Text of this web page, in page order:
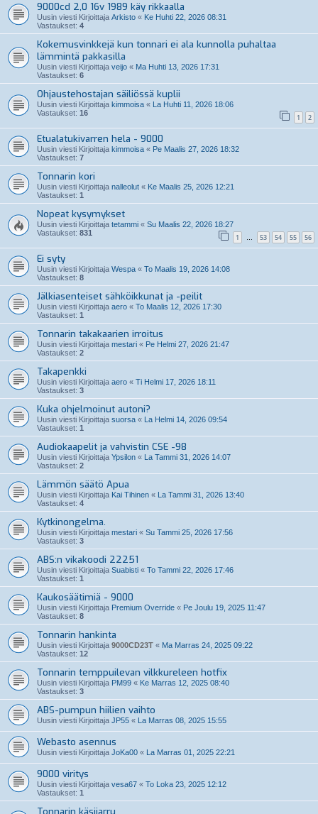
9000cd 2,0 16v 1989 käy rikkaalla
Uusin viesti Kirjoittaja Arkisto « Ke Huhti 22, 2026 08:31
Vastaukset: 4
Kokemusvinkkejä kun tonnari ei ala kunnolla puhaltaa
lämmintä pakkasilla
Uusin viesti Kirjoittaja veijo « Ma Huhti 13, 2026 17:31
Vastaukset: 6
Ohjaustehostajan säiliössä kuplii
Uusin viesti Kirjoittaja kimmoisa « La Huhti 11, 2026 18:06
Vastaukset: 16 1 2
Etualatukivarren hela - 9000
Uusin viesti Kirjoittaja kimmoisa « Pe Maalis 27, 2026 18:32
Vastaukset: 7
Tonnarin kori
Uusin viesti Kirjoittaja nalleolut « Ke Maalis 25, 2026 12:21
Vastaukset: 1
Nopeat kysymykset
Uusin viesti Kirjoittaja tetammi « Su Maalis 22, 2026 18:27
Vastaukset: 831 1 … 53 54 55 56
Ei syty
Uusin viesti Kirjoittaja Wespa « To Maalis 19, 2026 14:08
Vastaukset: 8
Jälkiasenteiset sähköikkunat ja -peilit
Uusin viesti Kirjoittaja aero « To Maalis 12, 2026 17:30
Vastaukset: 1
Tonnarin takakaarien irroitus
Uusin viesti Kirjoittaja mestari « Pe Helmi 27, 2026 21:47
Vastaukset: 2
Takapenkki
Uusin viesti Kirjoittaja aero « Ti Helmi 17, 2026 18:11
Vastaukset: 3
Kuka ohjelmoinut autoni?
Uusin viesti Kirjoittaja suorsa « La Helmi 14, 2026 09:54
Vastaukset: 1
Audiokaapelit ja vahvistin CSE -98
Uusin viesti Kirjoittaja Ypsilon « La Tammi 31, 2026 14:07
Vastaukset: 2
Lämmön säätö Apua
Uusin viesti Kirjoittaja Kai Tihinen « La Tammi 31, 2026 13:40
Vastaukset: 4
Kytkinongelma.
Uusin viesti Kirjoittaja mestari « Su Tammi 25, 2026 17:56
Vastaukset: 3
ABS:n vikakoodi 22251
Uusin viesti Kirjoittaja Suabisti « To Tammi 22, 2026 17:46
Vastaukset: 1
Kaukosäätimiä - 9000
Uusin viesti Kirjoittaja Premium Override « Pe Joulu 19, 2025 11:47
Vastaukset: 8
Tonnarin hankinta
Uusin viesti Kirjoittaja 9000CD23T « Ma Marras 24, 2025 09:22
Vastaukset: 12
Tonnarin temppuilevan vilkkureleen hotfix
Uusin viesti Kirjoittaja PM99 « Ke Marras 12, 2025 08:40
Vastaukset: 3
ABS-pumpun hiilien vaihto
Uusin viesti Kirjoittaja JP55 « La Marras 08, 2025 15:55
Webasto asennus
Uusin viesti Kirjoittaja JoKa00 « La Marras 01, 2025 22:21
9000 viritys
Uusin viesti Kirjoittaja vesa67 « To Loka 23, 2025 12:12
Vastaukset: 1
Tonnarin käsijarru